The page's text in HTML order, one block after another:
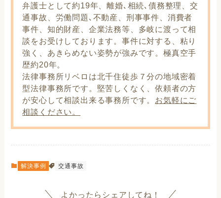
弁護士として約19年、離婚､相続､債務整理、交
通事故、労働問題､不動産、刑事事件、消費者
事件、知的財産、企業法務等、多岐に渡って相
談をお受けしております。事件に対する、粘り
強く、あきらめない姿勢が強みです。極真空手
歴約20年。
法律事務所リベロは北千住徒歩７分の地域密着
型法律事務所です。堅苦しくなく、依頼者の方
が安心して相談出来る事務所です。 お気軽にご
相談ください。
解決事例 交通事故
よかったらシェアしてね！